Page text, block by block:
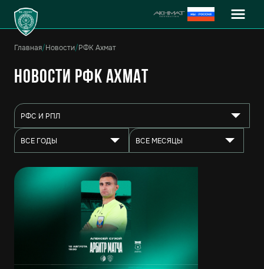
Главная/Новости/РФК Ахмат
Новости РФК Ахмат
РФС И РПЛ
ВСЕ ГОДЫ ВСЕ МЕСЯЦЫ